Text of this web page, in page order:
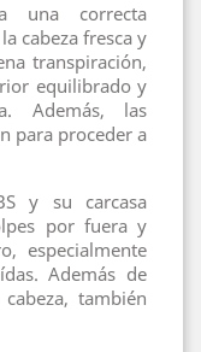
una correcta
cabeza fresca y
transpiración,
equilibrado y
Además, las
para proceder a
y su carcasa
por fuera y
especialmente
Además de
también